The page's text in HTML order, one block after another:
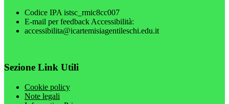
Codice IPA istsc_rmic8cc007
E-mail per feedback Accessibilità:
accessibilita@icartemisiagentileschi.edu.it
Sezione Link Utili
Cookie policy
Note legali